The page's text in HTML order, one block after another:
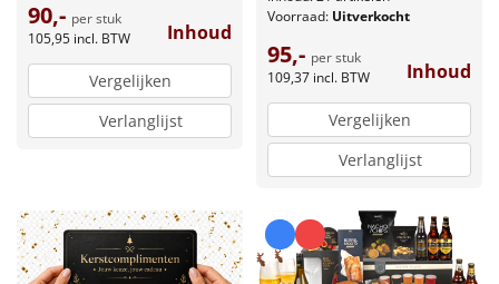
90,- per stuk
105,95 incl. BTW Inhoud
Vergelijken
Verlanglijst
Voorraad: Uitverkocht
95,- per stuk
109,37 incl. BTW Inhoud
Vergelijken
Verlanglijst